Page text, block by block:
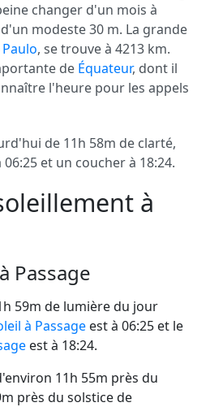
changer d'un mois à
modeste 30 m. La grande
, se trouve à 4213 km.
de Équateur, dont il
l'heure pour les appels
de 11h 58m de clarté,
et un coucher à 18:24.
à
Passage
59m de lumière du jour
à Passage est à 06:25 et le
est à 18:24.
11h 55m près du
près du solstice de